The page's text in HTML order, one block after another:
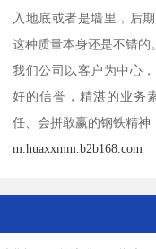
入地底或者是墙里，后
这种质量本身还是不错的。
我们公司以客户为中心
好的信誉，精湛的业务
任、会拼敢赢的钢铁精神
m.huaxxmm.b2b168.com